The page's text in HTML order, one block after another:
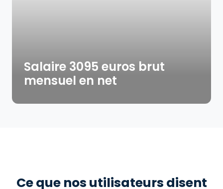
Salaire 3095 euros brut
mensuel en net
Ce que nos utilisateurs disent